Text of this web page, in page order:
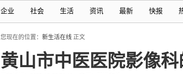
企业 社会 生活 资讯 最新 快报
您现在的位置： 新生活在线 正文
黄山市中医医院影像